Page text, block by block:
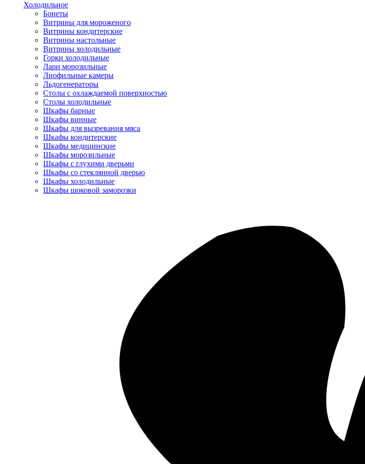
Холодильное
Бонеты
Витрины для мороженого
Витрины кондитерские
Витрины настольные
Витрины холодильные
Горки холодильные
Лари морозильные
Лиофильные камеры
Льдогенераторы
Столы с охлаждаемой поверхностью
Столы холодильные
Шкафы барные
Шкафы винные
Шкафы для вызревания мяса
Шкафы кондитерские
Шкафы медицинские
Шкафы морозильные
Шкафы с глухими дверьми
Шкафы со стеклянной дверью
Шкафы холодильные
Шкафы шоковой заморозки